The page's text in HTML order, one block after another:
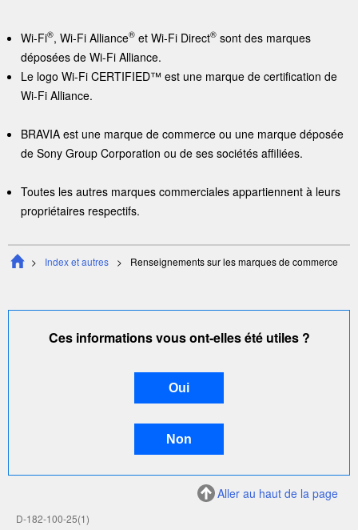
Wi-Fi®, Wi-Fi Alliance® et Wi-Fi Direct® sont des marques
déposées de Wi-Fi Alliance.
Le logo Wi-Fi CERTIFIED™ est une marque de certification de
Wi-Fi Alliance.
BRAVIA est une marque de commerce ou une marque déposée
de Sony Group Corporation ou de ses sociétés affiliées.
Toutes les autres marques commerciales appartiennent à leurs
propriétaires respectifs.
Index et autres Renseignements sur les marques de commerce
Ces informations vous ont-elles été utiles ?
Aller au haut de la page
D-182-100-25(1)